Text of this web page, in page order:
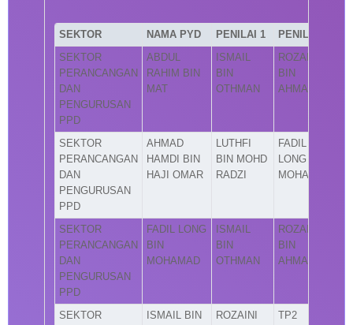
SEKTOR NAMA PYD PENILAI 1 PENILAI 2
SEKTOR
PERANCANGAN
DAN
PENGURUSAN
PPD
ABDUL
RAHIM BIN
MAT
ISMAIL
BIN
OTHMAN
ROZAINI
BIN
AHMAD
SEKTOR
PERANCANGAN
DAN
PENGURUSAN
PPD
AHMAD
HAMDI BIN
HAJI OMAR
LUTHFI
BIN MOHD
RADZI
FADIL
LONG BIN
MOHAMAD
SEKTOR
PERANCANGAN
DAN
PENGURUSAN
PPD
FADIL LONG
BIN
MOHAMAD
ISMAIL
BIN
OTHMAN
ROZAINI
BIN
AHMAD
SEKTOR
ISMAIL BIN
ROZAINI
TP2